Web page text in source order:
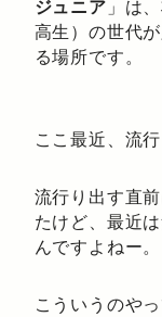
ジュニア 」は
高生）の世代
る場所です。
ここ最近、流
流行り出す直
たけど、最近
んですよねー。
こういうのや